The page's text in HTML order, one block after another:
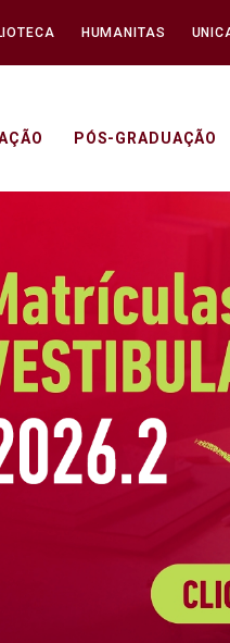
HUMANITAS
PÓS-GRADUAÇÃO